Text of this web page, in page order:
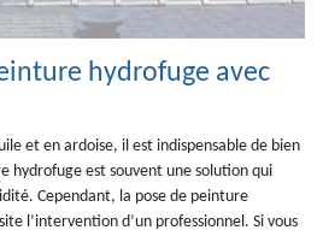
hydrofuge avec
et en ardoise, il est indispensable de bien
hydrofuge est souvent une solution qui
Cependant, la pose de peinture
l’intervention d’un professionnel. Si vous